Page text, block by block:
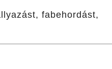
fabehordást,